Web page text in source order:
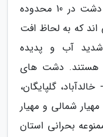
مطالعات استانی نشان می دهد، 29 دشت در 10 محدوده
اند که به لحاظ افت
شدید آب و پدیده
هستند. دشت های
گلپایگان،
شمالی و مهیار
بحرانی استان